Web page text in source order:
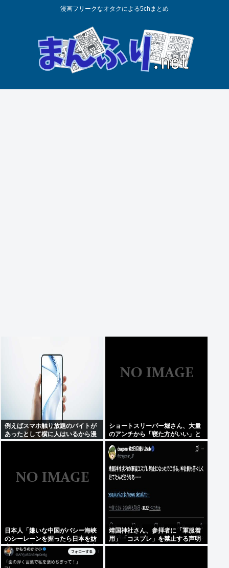
漫画フリークなオタクによる5chまとめ
例えばスマホ触り放題のバイトが
あったとして横に人はいるから漫
画読むのは憚られる時って何すれ
ショートスリーパー堀さん、大量
のアンチから「寝た方がいい」と
誹謗中傷され配信中に泣き出して
しまう
日本人「嫌いな中国がバシー海峡
のシーレーンを握ったら日本を妨
害するに違いない、だから台湾支
援だムキー」つまりそういうこと
でしょ
靖国神社さん、参拝者に「軍服着
用」「コスプレ」を禁止する声明
を出してしまうwww